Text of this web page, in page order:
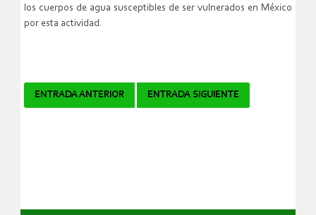
los cuerpos de agua susceptibles de ser vulnerados en México
por esta actividad.
Navegador
ENTRADA ANTERIOR ENTRADA SIGUIENTE